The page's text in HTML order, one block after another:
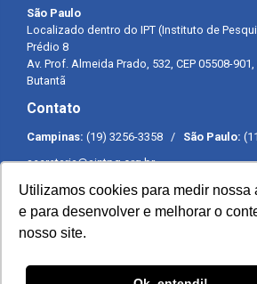
Utilizamos cookies para medir nossa
e para desenvolver e melhorar o
nosso site.
São Paulo
Localizado dentro do IPT (Instituto de
Prédio 8
Av. Prof. Almeida Prado, 532, CEP 05508-
Butantã
Contato
Campinas: (19) 3256-3358 / São Paulo:
secretaria@sintpq.org.br
Expediente
Segunda a sexta-feira das 8h às 17h